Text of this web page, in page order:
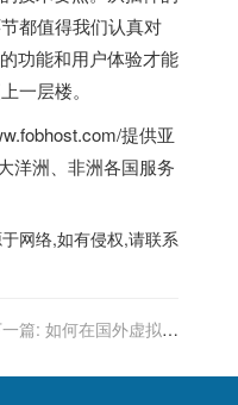
都值得我们认真对
功能和用户体验才能
一层楼。
提供亚
洋洲、非洲各国服务
网络,如有侵权,请联系
篇: 如何在国外虚拟主